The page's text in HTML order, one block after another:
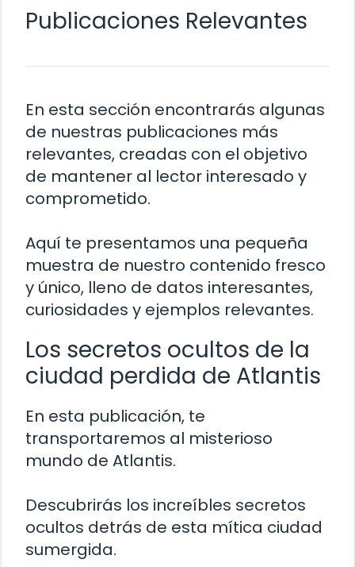
Publicaciones Relevantes
En esta sección encontrarás algunas
de nuestras publicaciones más
relevantes, creadas con el objetivo
de mantener al lector interesado y
comprometido.
Aquí te presentamos una pequeña
muestra de nuestro contenido fresco
y único, lleno de datos interesantes,
curiosidades y ejemplos relevantes.
Los secretos ocultos de la
ciudad perdida de Atlantis
En esta publicación, te
transportaremos al misterioso
mundo de Atlantis.
Descubrirás los increíbles secretos
ocultos detrás de esta mítica ciudad
sumergida.